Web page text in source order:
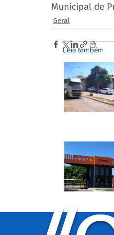
Municipal de
Geral
Leia também